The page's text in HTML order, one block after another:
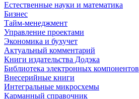
Естественные науки и математика
Бизнес
Тайм-менеджмент
Управление проектами
Экономика и бухучет
Актуальный комментарий
Книги издательства Додэка
Библиотека электронных компонентов
Внесерийные книги
Интегральные микросхемы
Карманный справочник